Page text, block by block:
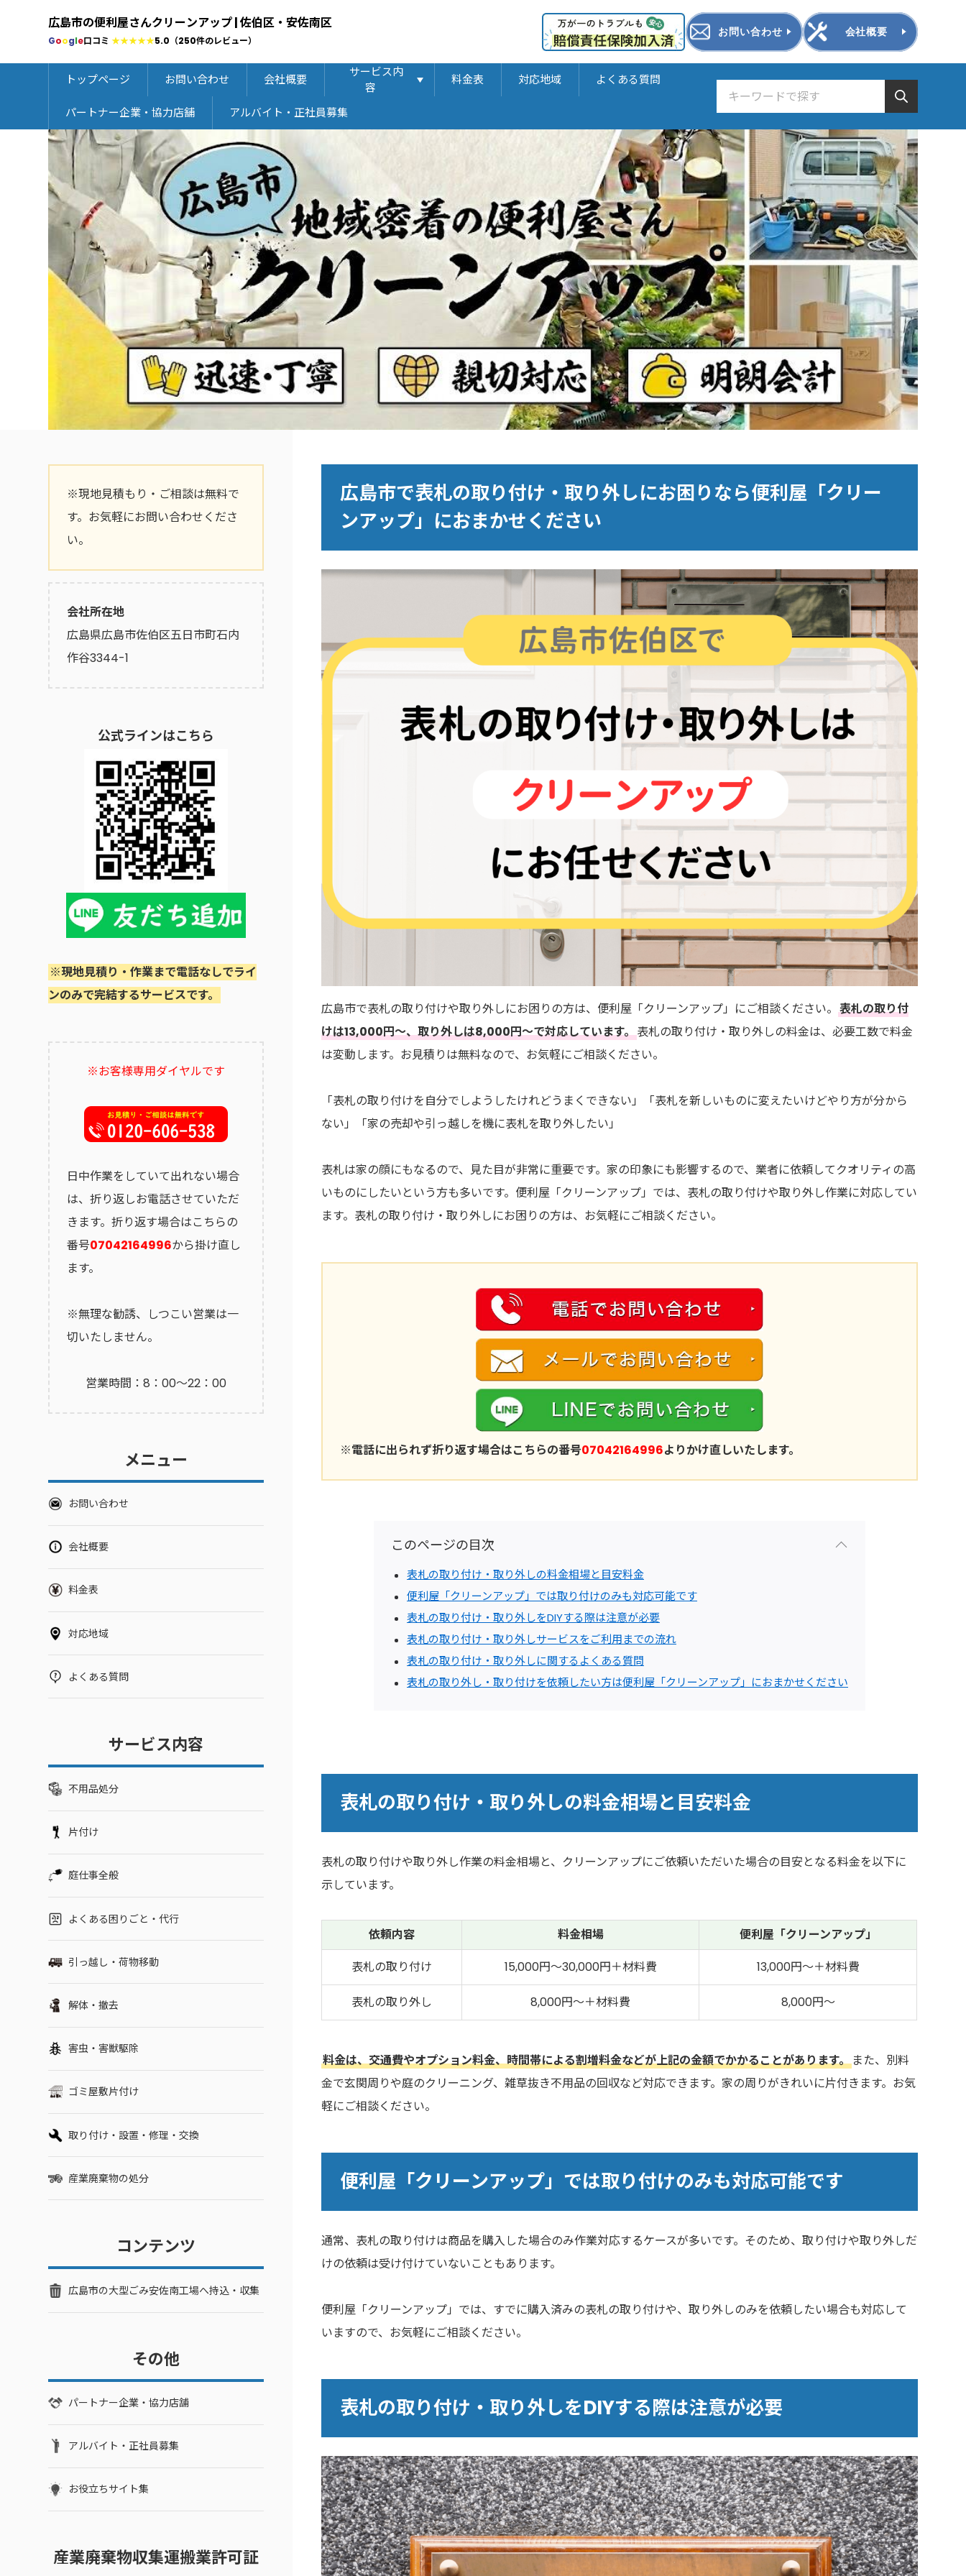
広島市の便利屋さんクリーンアップ | 佐伯区・安佐南区
Google口コミ★★★★★5.0（250件のレビュー）
トップページ お問い合わせ 会社概要
サービス内
容
料金表 対応地域 よくある質問
パートナー企業・協力店舗 アルバイト・正社員募集
お問い合わせ 会社概要
広島市で表札の取り付け・取り外しにお困りなら便利屋「クリー
ンアップ」におまかせください
広島市で表札の取り付けや取り外しにお困りの方は、便利屋「クリーンアップ」にご相談ください。表札の取り付
けは13,000円～、取り外しは8,000円～で対応しています。表札の取り付け・取り外しの料金は、必要工数で料金
は変動します。お見積りは無料なので、お気軽にご相談ください。
「表札の取り付けを自分でしようしたけれどうまくできない」「表札を新しいものに変えたいけどやり方が分から
ない」「家の売却や引っ越しを機に表札を取り外したい」
表札は家の顔にもなるので、見た目が非常に重要です。家の印象にも影響するので、業者に依頼してクオリティの高
いものにしたいという方も多いです。便利屋「クリーンアップ」では、表札の取り付けや取り外し作業に対応してい
ます。表札の取り付け・取り外しにお困りの方は、お気軽にご相談ください。
※電話に出られず折り返す場合はこちらの番号07042164996よりかけ直しいたします。
このページの目次
表札の取り付け・取り外しの料金相場と目安料金
便利屋「クリーンアップ」では取り付けのみも対応可能です
表札の取り付け・取り外しをDIYする際は注意が必要
表札の取り付け・取り外しサービスをご利用までの流れ
表札の取り付け・取り外しに関するよくある質問
表札の取り外し・取り付けを依頼したい方は便利屋「クリーンアップ」におまかせください
表札の取り付け・取り外しの料金相場と目安料金
表札の取り付けや取り外し作業の料金相場と、クリーンアップにご依頼いただいた場合の目安となる料金を以下に
示しています。
依頼内容 料金相場
便利屋「クリーンアップ」
表札の取り付け
15,000円～30,000円＋材料費 13,000円～＋材料費
表札の取り外し 8,000円～＋材料費 8,000円～
料金は、交通費やオプション料金、時間帯による割増料金などが上記の金額でかかることがあります。 また、別料
金で玄関周りや庭のクリーニング、雑草抜き不用品の回収など対応できます。家の周りがきれいに片付きます。お気
軽にご相談ください。
便利屋「クリーンアップ」では取り付けのみも対応可能です
通常、表札の取り付けは商品を購入した場合のみ作業対応するケースが多いです。そのため、取り付けや取り外しだ
けの依頼は受け付けていないこともあります。
便利屋「クリーンアップ」では、すでに購入済みの表札の取り付けや、取り外しのみを依頼したい場合も対応して
いますので、お気軽にご相談ください。
表札の取り付け・取り外しをDIYする際は注意が必要
※現地見積もり・ご相談は無料で
す。お気軽にお問い合わせくださ
い。
会社所在地
広島県広島市佐伯区五日市町石内
作谷3344-1
公式ラインはこちら
※現地見積り・作業まで電話なしでライ
ンのみで完結するサービスです。
※お客様専用ダイヤルです
日中作業をしていて出れない場合
は、折り返しお電話させていただ
きます。折り返す場合はこちらの
番号07042164996から掛け直し
ます。
※無理な勧誘、しつこい営業は一
切いたしません。
営業時間：8：00～22：00
メニュー
お問い合わせ
会社概要
料金表
対応地域
よくある質問
サービス内容
不用品処分
片付け
庭仕事全般
よくある困りごと・代行
引っ越し・荷物移動
解体・撤去
害虫・害獣駆除
ゴミ屋敷片付け
取り付け・設置・修理・交換
産業廃棄物の処分
コンテンツ
広島市の大型ごみ安佐南工場へ持込・収集
その他
パートナー企業・協力店舗
アルバイト・正社員募集
お役立ちサイト集
産業廃棄物収集運搬業許可証